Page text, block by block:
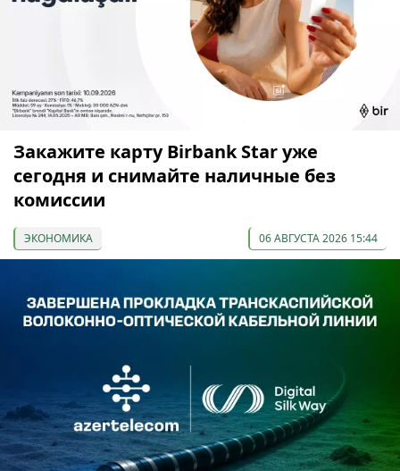
Закажите карту Birbank Star уже
сегодня и снимайте наличные без
комиссии
ЭКОНОМИКА 06 АВГУСТА 2026 15:44